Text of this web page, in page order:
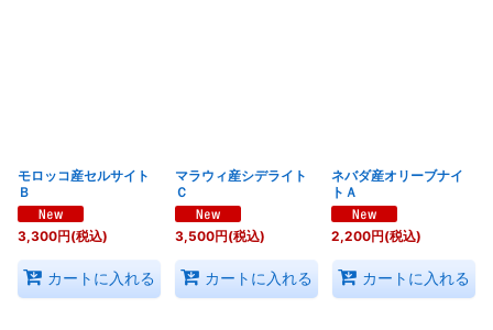
モロッコ産セルサイト
Ｂ
3,300円(税込)
カートに入れる
マラウィ産シデライト
Ｃ
3,500円(税込)
カートに入れる
ネバダ産オリーブナイ
トＡ
2,200円(税込)
カートに入れる